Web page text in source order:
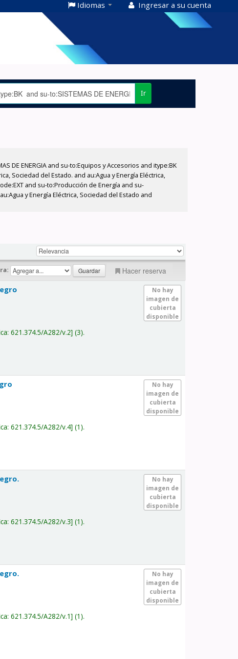
Idiomas Ingresar a su cuenta
Ir
DE ENERGIA and su-to:Equipos y Accesorios and itype:BK
Sociedad del Estado. and au:Agua y Energía Eléctrica,
and su-to:Producción de Energía and su-
y Energía Eléctrica, Sociedad del Estado and
Hacer reserva
No hay
imagen de
cubierta
disponible
621.374.5/A282/v.2 (3).
No hay
imagen de
cubierta
disponible
621.374.5/A282/v.4 (1).
No hay
imagen de
cubierta
disponible
621.374.5/A282/v.3 (1).
No hay
imagen de
cubierta
disponible
621.374.5/A282/v.1 (1).